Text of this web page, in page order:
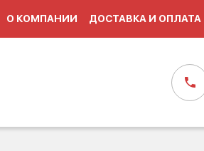
О КОМПАНИИ ДОСТАВКА И ОПЛАТА